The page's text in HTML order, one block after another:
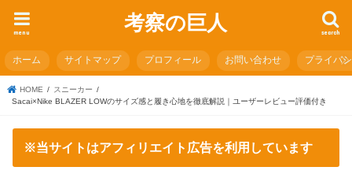
考察の巨人 search
menu
ホーム サイトマップ プロフィール お問い合わせ プライバ
HOME
スニーカー
Sacai×Nike BLAZER LOWのサイズ感と履き心地を徹底解説｜ユーザーレビュー評価付き
※当サイトはアフィリエイト広告を利用しています